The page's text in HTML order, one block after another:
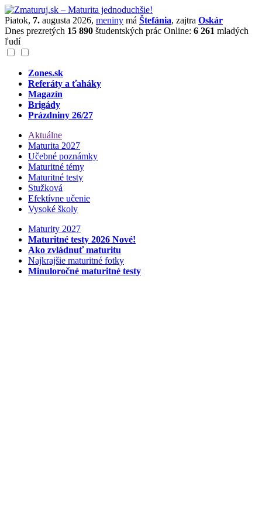
Piatok, 7. augusta 2026, meniny má Štefánia, zajtra Oskár
Dnes prezretých 15 890 študentských prác Online: 6 261 mladých
ľudí
Zones.sk
Referáty a ťaháky
Magazín
Brigády
Prázdniny 26/27
Aktuálne
Maturita 2027
Učebné poznámky
Maturitné témy
Maturitné testy
Stužková
Efektívne učenie
Vysoké školy
Maturity 2027
Maturitné testy 2026 Nové!
Ako zvládnuť maturitu
Najkrajšie maturitné fotky
Minuloročné maturitné testy